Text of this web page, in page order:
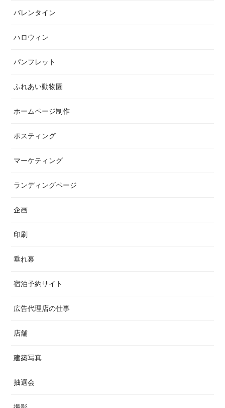
バレンタイン
ハロウィン
パンフレット
ふれあい動物園
ホームページ制作
ポスティング
マーケティング
ランディングページ
企画
印刷
垂れ幕
宿泊予約サイト
広告代理店の仕事
店舗
建築写真
抽選会